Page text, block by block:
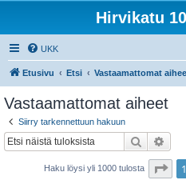
Hirvikatu
UKK
Etusivu Etsi Vastaamattomat
Vastaamattomat aiheet
Siirry tarkennettuun hakuun
Etsi
Haku löysi yli 1000 tulosta Sivu1